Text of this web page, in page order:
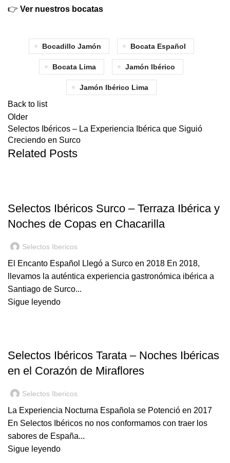
👉 Ver nuestros bocatas
Bocadillo Jamón Bocata Español
Bocata Lima Jamón Ibérico
Jamón Ibérico Lima
Back to list
Older
Selectos Ibéricos – La Experiencia Ibérica que Siguió
Creciendo en Surco
Related Posts
Selectos Ibéricos Surco – Terraza Ibérica y
Noches de Copas en Chacarilla
Selectos Ibericos
El Encanto Español Llegó a Surco en 2018 En 2018,
llevamos la auténtica experiencia gastronómica ibérica a
Santiago de Surco...
Sigue leyendo
Selectos Ibéricos Tarata – Noches Ibéricas
en el Corazón de Miraflores
Selectos Ibericos
La Experiencia Nocturna Española se Potenció en 2017
En Selectos Ibéricos no nos conformamos con traer los
sabores de España...
Sigue leyendo